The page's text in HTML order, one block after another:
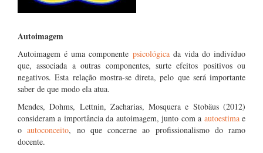
Autoimagem
Autoimagem é uma componente psicológicada vida do indivíduo
que, associada a outras componentes, surte efeitos positivos ou
negativos. Esta relação mostra-se direta, pelo que será importante
saber de que modo ela atua.
Mendes, Dohms, Lettnin, Zacharias, Mosquera e Stobäus (2012)
consideram a importância da autoimagem, junto com a autoestimae
oautoconceito, no que concerne ao profissionalismo do ramo
docente.